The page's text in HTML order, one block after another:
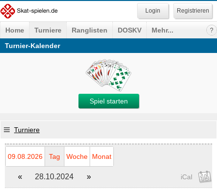
Registrieren
Home Turniere Ranglisten DOSKV
Mehr...
Turnier-Kalender
Spiel starten
Turniere
09.08.2026 Tag Woche Monat
« 28.10.2024 » iCal